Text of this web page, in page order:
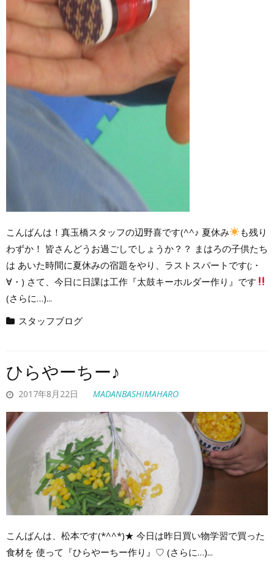
こんばんは！真玉橋スタッフの辺野喜です(^^♪ 夏休み
も残り
わずか！ 皆さんどうお過ごしでしょうか？？ まはろの子供たち
は あいた時間に夏休みの宿題をやり、ラストスパートです(;・
∀・) さて、今日に日課は工作『太鼓キーホルダー作り』です
(さらに…)...
スタッフブログ
ひらやーちー♪
2017年8月22日 MADANBASHIMAHARO
こんばんは、松本です(*^^*)★ 今日は昨日買い物学習で買った
食材を 使って『ひらやーちー作り』♡ (さらに…)...